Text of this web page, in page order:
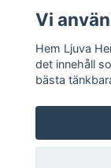
Sociala medier
Vi
Hem Ljuva
det innehåll
bästa